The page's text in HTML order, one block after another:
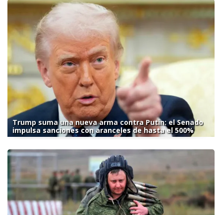
Trump suma una nueva arma contra Putin: el Senado
impulsa sanciones con aranceles de hasta el 500%